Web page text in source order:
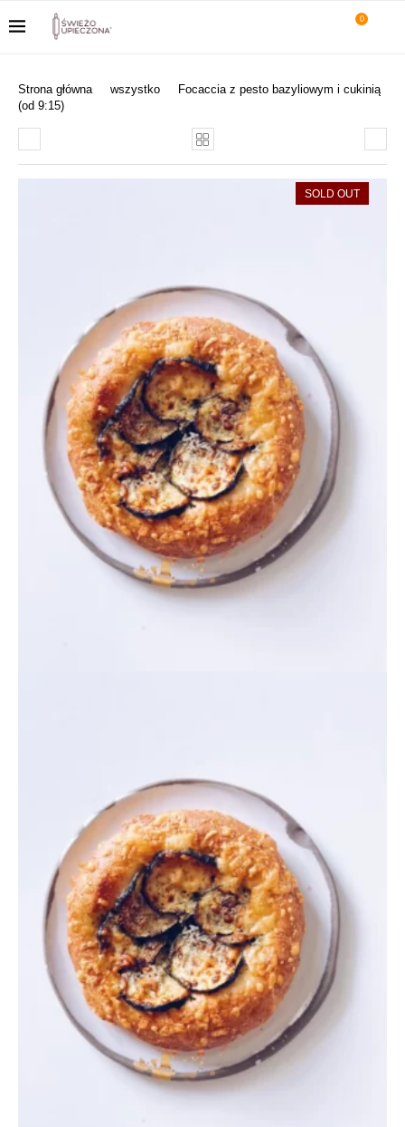
0
Strona główna wszystko
Focaccia z pesto bazyliowym i cukinią
(od 9:15)
SOLD OUT